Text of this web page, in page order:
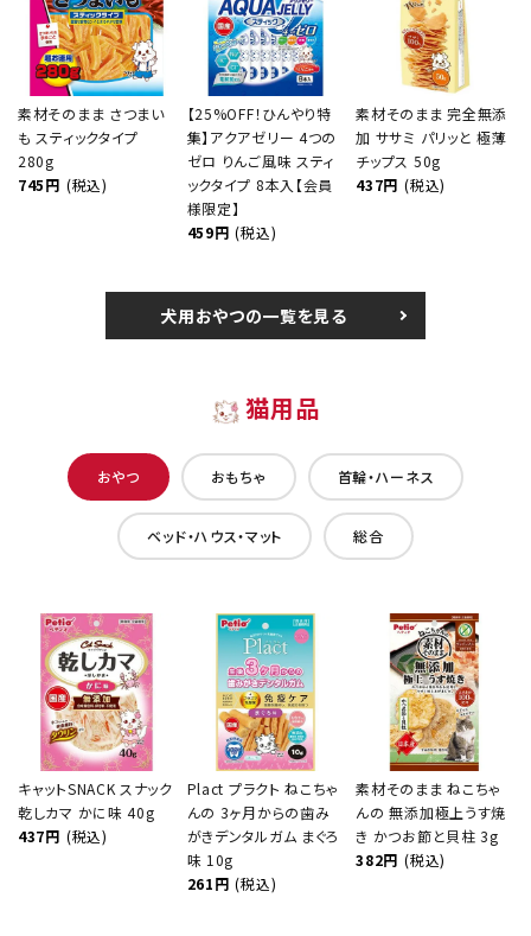
素材そのまま さつまい
も スティックタイプ
280g
745円 (税込)
【25%OFF！ひんやり特
集】アクアゼリー 4つの
ゼロ りんご風味 スティ
ックタイプ 8本入【会員
様限定】
459円 (税込)
素材そのまま 完全無添
加 ササミ パリッと 極薄
チップス 50g
437円 (税込)
犬用おやつの一覧を見る
猫用品
おやつ おもちゃ 首輪・ハーネス
ベッド・ハウス・マット 総合
キャットSNACK スナック
乾しカマ かに味 40g
437円 (税込)
Plact プラクト ねこちゃ
んの 3ヶ月からの歯み
がきデンタルガム まぐろ
味 10g
261円 (税込)
素材そのまま ねこちゃ
んの 無添加極上うす焼
き かつお節と貝柱 3g
382円 (税込)